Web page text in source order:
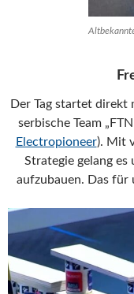
Der Tag startet direkt
serbische Team
Electropioneer). Mit
Strategie gelang
aufzubauen. Das für